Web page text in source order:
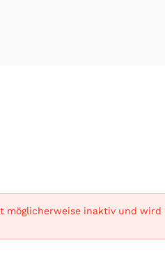
möglicherweise inaktiv und